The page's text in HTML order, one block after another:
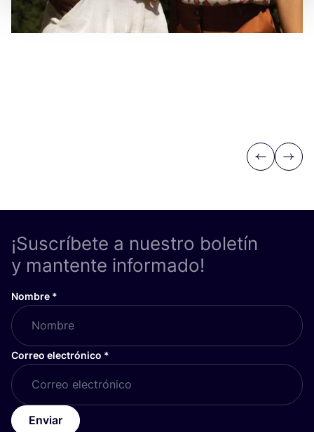
Previous
Next
¡Suscríbete a nuestro boletín
y mantente informado!
Nombre *
Correo electrónico *
Enviar